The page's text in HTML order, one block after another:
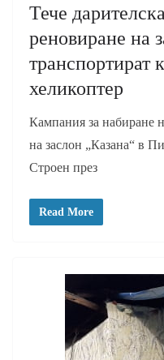
Тече
реновиране на
транспортират
хеликоптер
Кампания за набиране
на заслон „Казана“ в
Строен през
Read More